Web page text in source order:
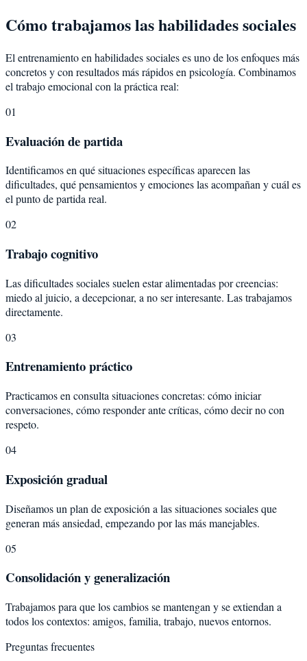
Cómo trabajamos las habilidades sociales
El entrenamiento en habilidades sociales es uno de los enfoques más
concretos y con resultados más rápidos en psicología. Combinamos
el trabajo emocional con la práctica real:
01
Evaluación de partida
Identificamos en qué situaciones específicas aparecen las
dificultades, qué pensamientos y emociones las acompañan y cuál es
el punto de partida real.
02
Trabajo cognitivo
Las dificultades sociales suelen estar alimentadas por creencias:
miedo al juicio, a decepcionar, a no ser interesante. Las trabajamos
directamente.
03
Entrenamiento práctico
Practicamos en consulta situaciones concretas: cómo iniciar
conversaciones, cómo responder ante críticas, cómo decir no con
respeto.
04
Exposición gradual
Diseñamos un plan de exposición a las situaciones sociales que
generan más ansiedad, empezando por las más manejables.
05
Consolidación y generalización
Trabajamos para que los cambios se mantengan y se extiendan a
todos los contextos: amigos, familia, trabajo, nuevos entornos.
Preguntas frecuentes